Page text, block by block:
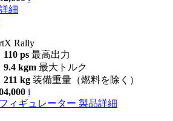
細
Rally
110 ps 最高出力
9.4 kgm 最大トルク
211 kg 装備重量（燃料を除く）
i
ィギュレーター 製品詳細